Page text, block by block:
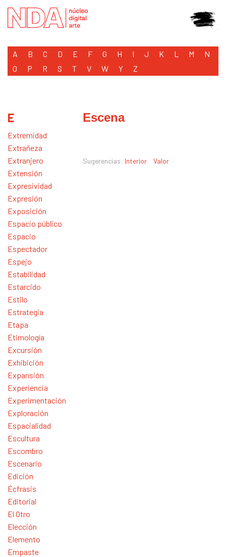
A B C D E F G H I J K L M
N
O
P R S T V W Y Z
E
Extremidad
Extrañeza
Extranjero
Extensión
Expresividad
Expresión
Exposición
Espacio público
Espacio
Espectador
Espejo
Estabilidad
Estarcido
Estilo
Estrategia
Etapa
Etimología
Excursión
Exhibición
Expansión
Experiencia
Experimentación
Exploración
Espacialidad
Escultura
Escombro
Escenario
Edición
Écfrasis
Editorial
El Otro
Elección
Elemento
Empaste
Escena
Sugerencias: Interior Valor